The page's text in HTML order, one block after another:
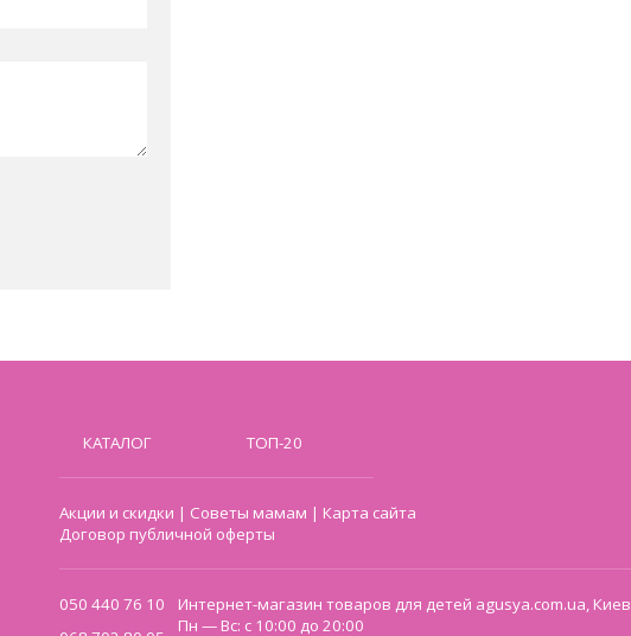
КАТАЛОГ ТОП-20
Акции и скидки | Советы мамам |Карта сайта
Договор публичной оферты
050 440 76 10
Интернет-магазин товаров для детей agusya.com.ua, Киев
Пн — Вс: с 10:00 до 20:00